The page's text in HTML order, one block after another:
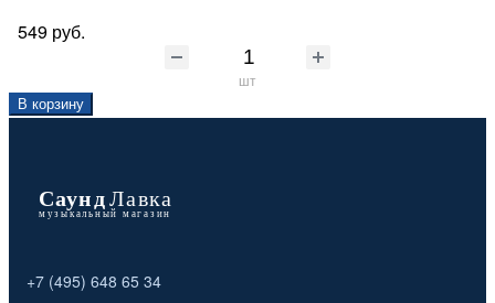
549 руб.
шт
В корзину
+7 (495) 648 65 34